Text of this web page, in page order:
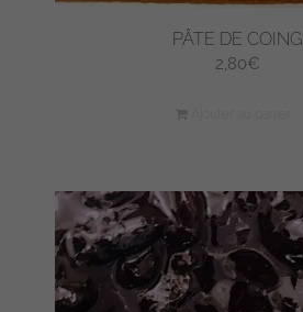
PÂTE DE COING
2,80€